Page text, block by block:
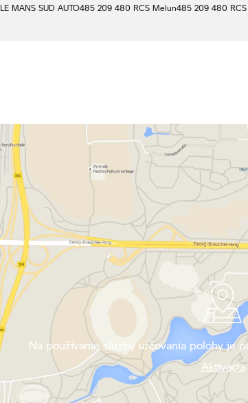
LE MANS SUD AUTO485 209 480 RCS Melun485 209 480
Na používanie služby určovania polohy je
Aktivácia